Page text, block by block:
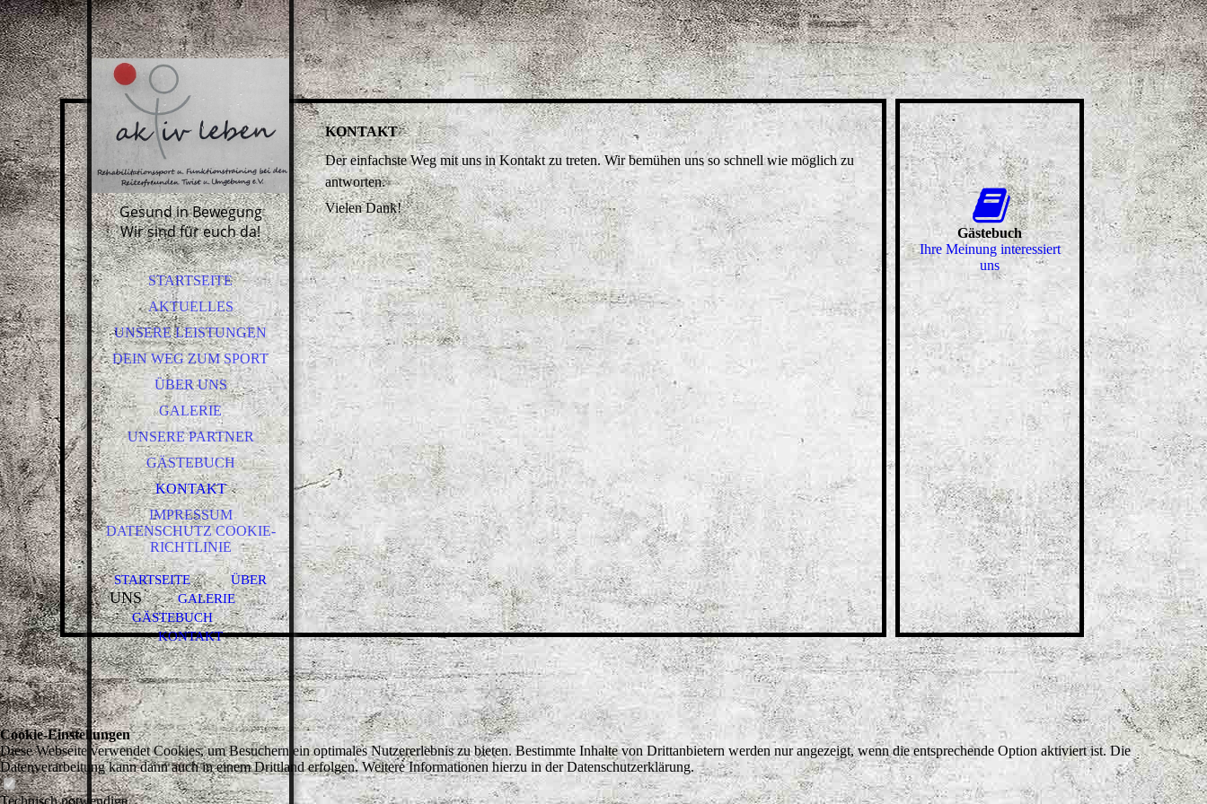
Gesund in Bewegung
Wir sind für euch da!
STARTSEITE
AKTUELLES
UNSERE LEISTUNGEN
DEIN WEG ZUM SPORT
ÜBER UNS
GALERIE
UNSERE PARTNER
GÄSTEBUCH
KONTAKT
IMPRESSUM
DATENSCHUTZ COOKIE-
RICHTLINIE
STARTSEITE ÜBER
UNSGALERIE
GÄSTEBUCH
KONTAKT
KONTAKT
Der einfachste Weg mit uns in Kontakt zu treten. Wir bemühen uns so schnell wie möglich zu
antworten.
Vielen Dank!
Gästebuch
Ihre Meinung interessiert
uns
Cookie-Einstellungen
Diese Webseite verwendet Cookies, um Besuchern ein optimales Nutzererlebnis zu bieten. Bestimmte Inhalte von Drittanbietern werden nur angezeigt, wenn die entsprechende Option aktiviert ist. Die
Datenverarbeitung kann dann auch in einem Drittland erfolgen. Weitere Informationen hierzu in der Datenschutzerklärung.
Technisch notwendige